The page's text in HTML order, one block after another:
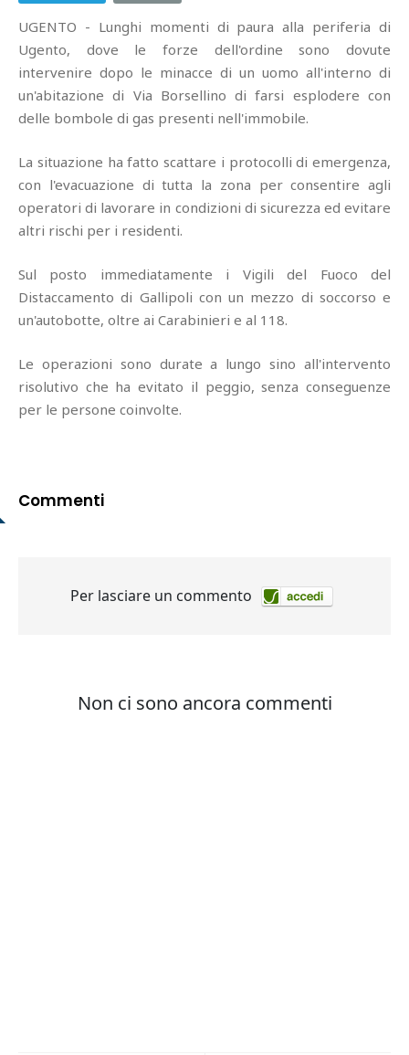
UGENTO - Lunghi momenti di paura alla periferia di
Ugento, dove le forze dell'ordine sono dovute
intervenire dopo le minacce di un uomo all'interno di
un'abitazione di Via Borsellino di farsi esplodere con
delle bombole di gas presenti nell'immobile.
La situazione ha fatto scattare i protocolli di emergenza,
con l'evacuazione di tutta la zona per consentire agli
operatori di lavorare in condizioni di sicurezza ed evitare
altri rischi per i residenti.
Sul posto immediatamente i Vigili del Fuoco del
Distaccamento di Gallipoli con un mezzo di soccorso e
un'autobotte, oltre ai Carabinieri e al 118.
Le operazioni sono durate a lungo sino all'intervento
risolutivo che ha evitato il peggio, senza conseguenze
per le persone coinvolte.
Commenti